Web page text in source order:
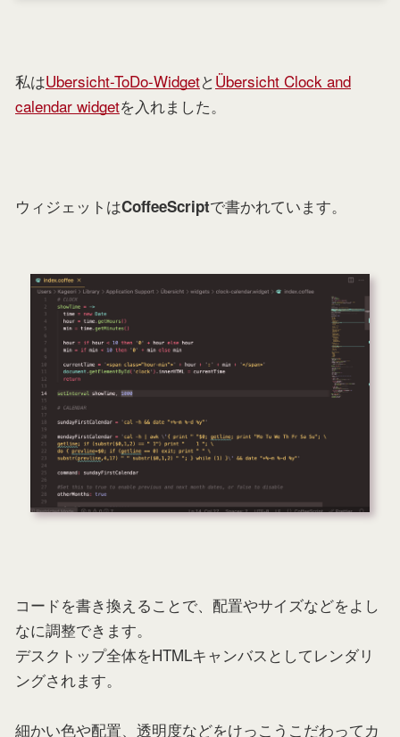
私はUbersicht-ToDo-WidgetとÜbersicht Clock and
calendar widgetを入れました。
ウィジェットはCoffeeScriptで書かれています。
コードを書き換えることで、配置やサイズなどをよし
なに調整できます。
デスクトップ全体をHTMLキャンバスとしてレンダリ
ングされます。
細かい色や配置、透明度などをけっこうこだわってカ